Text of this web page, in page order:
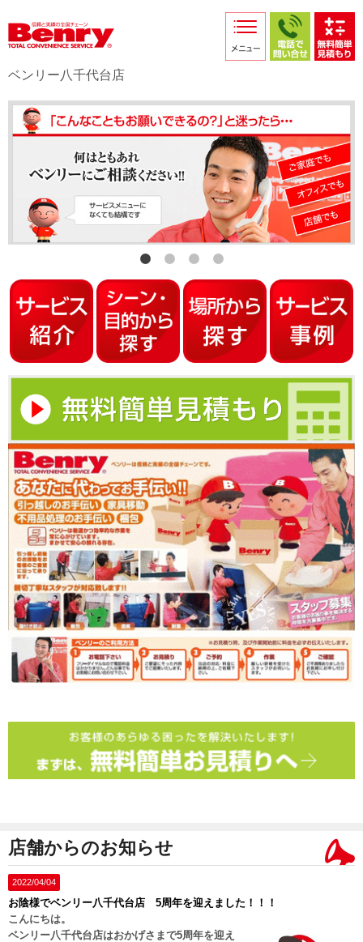
採用情報
店舗からのお知らせ
店舗日記
スタッフ紹介
プライバシーポリシー
本部スマホサイト
ベンリー八千代台店
店舗からのお知らせ
2022/04/04
お陰様でベンリー八千代台店 5周年を迎えました！！！
こんにちは。
ベンリー八千代台店はおかげさまで5周年を迎え